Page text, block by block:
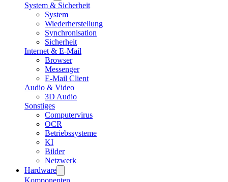
System & Sicherheit
System
Wiederherstellung
Synchronisation
Sicherheit
Internet & E-Mail
Browser
Messenger
E-Mail Client
Audio & Video
3D Audio
Sonstiges
Computervirus
OCR
Betriebssysteme
KI
Bilder
Netzwerk
Hardware
Komponenten